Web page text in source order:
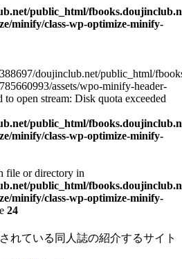
public_html/
minify/class-wp-optimize-minify-
doujinclub.net/public_html/
assets/wpo-minify-header-
open stream: Disk quota exceeded
public_html/
minify/class-wp-optimize-minify-
file or directory in
public_html/
minify/class-wp-optimize-minify-
24
れている同人誌の紹介するサイト